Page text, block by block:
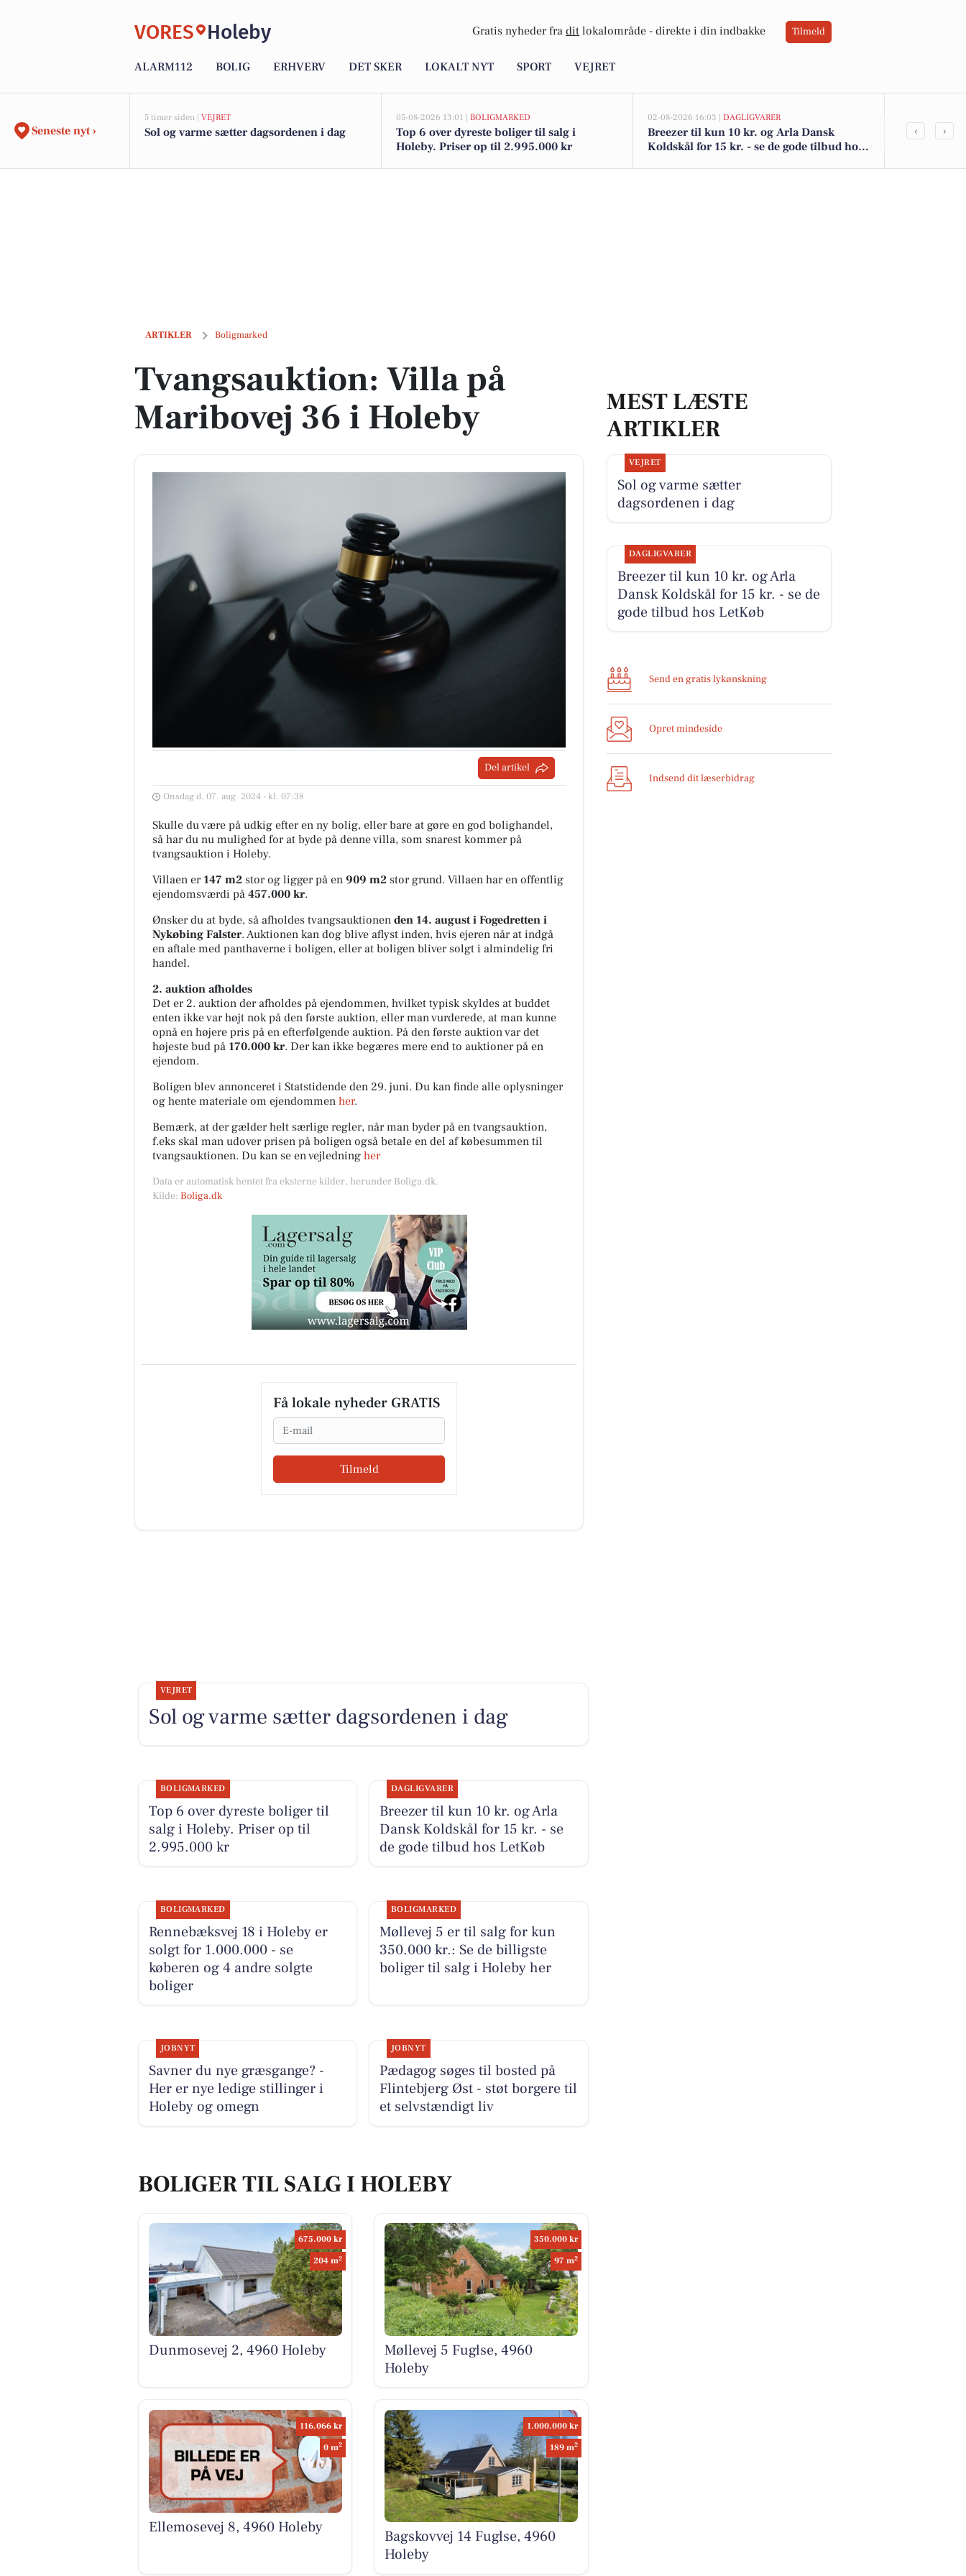
VORES Holeby Gratis nyheder fra dit lokalområde - direkte i din indbakke Tilmeld
ALARM112 BOLIG ERHVERV DET SKER LOKALT NYT SPORT VEJRET
Seneste nyt ›
5 timer siden | VEJRET
Sol og varme sætter dagsordenen i dag
05-08-2026 13:01 | BOLIGMARKED
Top 6 over dyreste boliger til salg i
Holeby. Priser op til 2.995.000 kr
02-08-2026 16:03 | DAGLIGVARER
Breezer til kun 10 kr. og Arla Dansk
Koldskål for 15 kr. - se de gode tilbud hos
‹ ›
ARTIKLER Boligmarked
Tvangsauktion: Villa på Maribovej 36 i Holeby
Tvangsauktion: Villa på
Maribovej 36 i Holeby
Del artikel
Onsdag d. 07. aug. 2024 - kl. 07:38
Skulle du være på udkig efter en ny bolig, eller bare at gøre en god bolighandel,
så har du nu mulighed for at byde på denne villa, som snarest kommer på
tvangsauktion i Holeby.
Villaen er 147 m2 storog ligger på en 909 m2 stor grund. Villaen har en offentlig
ejendomsværdi på 457.000 kr.
Ønsker du at byde, så afholdes tvangsauktionen den 14. august i Fogedretten i
Nykøbing Falster. Auktionen kan dog blive aflyst inden, hvis ejeren når at indgå
en aftale med panthaverne i boligen, eller at boligen bliver solgt i almindelig fri
handel.
2. auktion afholdes
Det er 2. auktion der afholdes på ejendommen, hvilket typisk skyldes at buddet
enten ikke var højt nok på den første auktion, eller man vurderede, at man kunne
opnå en højere pris på en efterfølgende auktion. På den første auktion var det
højeste bud på 170.000 kr. Der kan ikke begæres mere end to auktioner på en
ejendom.
Boligen blev annonceret i Statstidende den 29. juni. Du kan finde alle oplysninger
og hente materiale om ejendommen her.
Bemærk, at der gælder helt særlige regler, når man byder på en tvangsauktion,
f.eks skal man udover prisen på boligen også betale en del af købesummen til
tvangsauktionen. Du kan se en vejledning her
Data er automatisk hentet fra eksterne kilder, herunder Boliga.dk.
Kilde: Boliga.dk
Få lokale nyheder GRATIS
Email
Tilmeld
MEST LÆSTE
ARTIKLER
VEJRET
Sol og varme sætter
dagsordenen i dag
DAGLIGVARER
Breezer til kun 10 kr. og Arla
Dansk Koldskål for 15 kr. - se de
gode tilbud hos LetKøb
Send en gratis lykønskning
Opret mindeside
Indsend dit læserbidrag
VEJRET
Sol og varme sætter dagsordenen i dag
BOLIGMARKED
Top 6 over dyreste boliger til
salg i Holeby. Priser op til
2.995.000 kr
DAGLIGVARER
Breezer til kun 10 kr. og Arla
Dansk Koldskål for 15 kr. - se
de gode tilbud hos LetKøb
BOLIGMARKED
Rennebæksvej 18 i Holeby er
solgt for 1.000.000 - se
køberen og 4 andre solgte
boliger
BOLIGMARKED
Møllevej 5 er til salg for kun
350.000 kr.: Se de billigste
boliger til salg i Holeby her
JOBNYT
Savner du nye græsgange? -
Her er nye ledige stillinger i
Holeby og omegn
JOBNYT
Pædagog søges til bosted på
Flintebjerg Øst - støt borgere til
et selvstændigt liv
BOLIGER TIL SALG I HOLEBY
675.000 kr
204 m2
Dunmosevej 2, 4960 Holeby
350.000 kr
97 m2
Møllevej 5 Fuglse, 4960
Holeby
116.066 kr
0 m2
Ellemosevej 8, 4960 Holeby
1.000.000 kr
189 m2
Bagskovvej 14 Fuglse, 4960
Holeby